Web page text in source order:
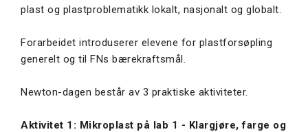
plast og plastproblematikk lokalt, nasjonalt og globalt.
Forarbeidet introduserer elevene for plastforsøpling
generelt og til FNs bærekraftsmål.
Newton-dagen består av 3 praktiske aktiviteter.
Aktivitet 1: Mikroplast på lab 1 - Klargjøre, farge og